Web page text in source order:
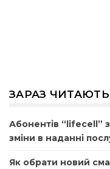
ЗАРАЗ ЧИТАЮТЬ
Абонентів “lifecell”
зміни в наданні
Як обрати новий